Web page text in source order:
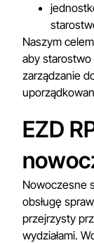
Naszym
aby starostwo
zarządzanie
EZD
Nowoczesne
obsługę
przejrzysty
wydziałami.